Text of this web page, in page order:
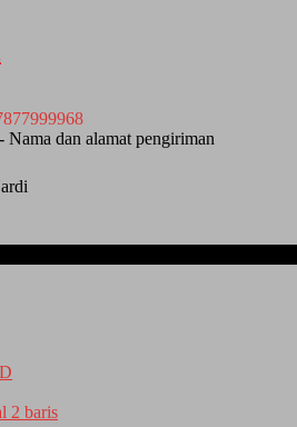
dan alamat pengiriman
2 baris